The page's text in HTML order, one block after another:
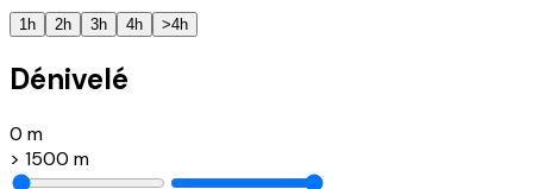
1h 2h 3h 4h >4h
Dénivelé
0 m
> 1500 m